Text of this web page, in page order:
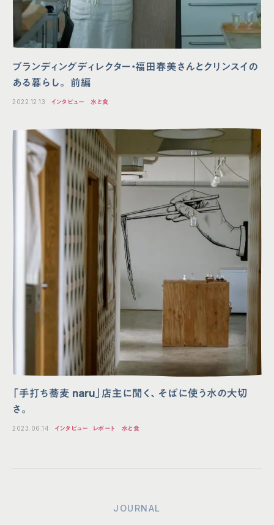
ブランディングディレクター・福田春美さんとクリンスイの
ある暮らし。 前編
2022.12.13 インタビュー 水と食
「手打ち蕎麦 naru」店主に聞く、そばに使う水の大切
さ。
2023.06.14 インタビュー レポート 水と食
JOURNAL